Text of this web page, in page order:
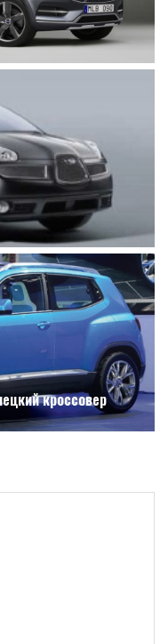
кроссовер